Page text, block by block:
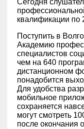
Сегодня
квалификации по
Поступить в
Академию
специалистов
чем на 640
дистанционном
понадобится
Для удобства
мобильное
сохраняется
могут смотреть
после окончания